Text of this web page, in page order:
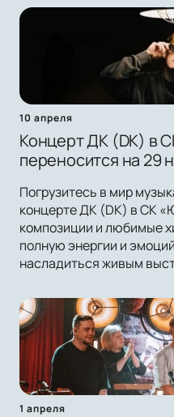
10 апреля
Концерт ДК (DK) в
переносится на 29
Погрузитесь в мир
концерте ДК (DK) в СК
композиции и любимые
полную энергии и
насладиться живым
1 апреля